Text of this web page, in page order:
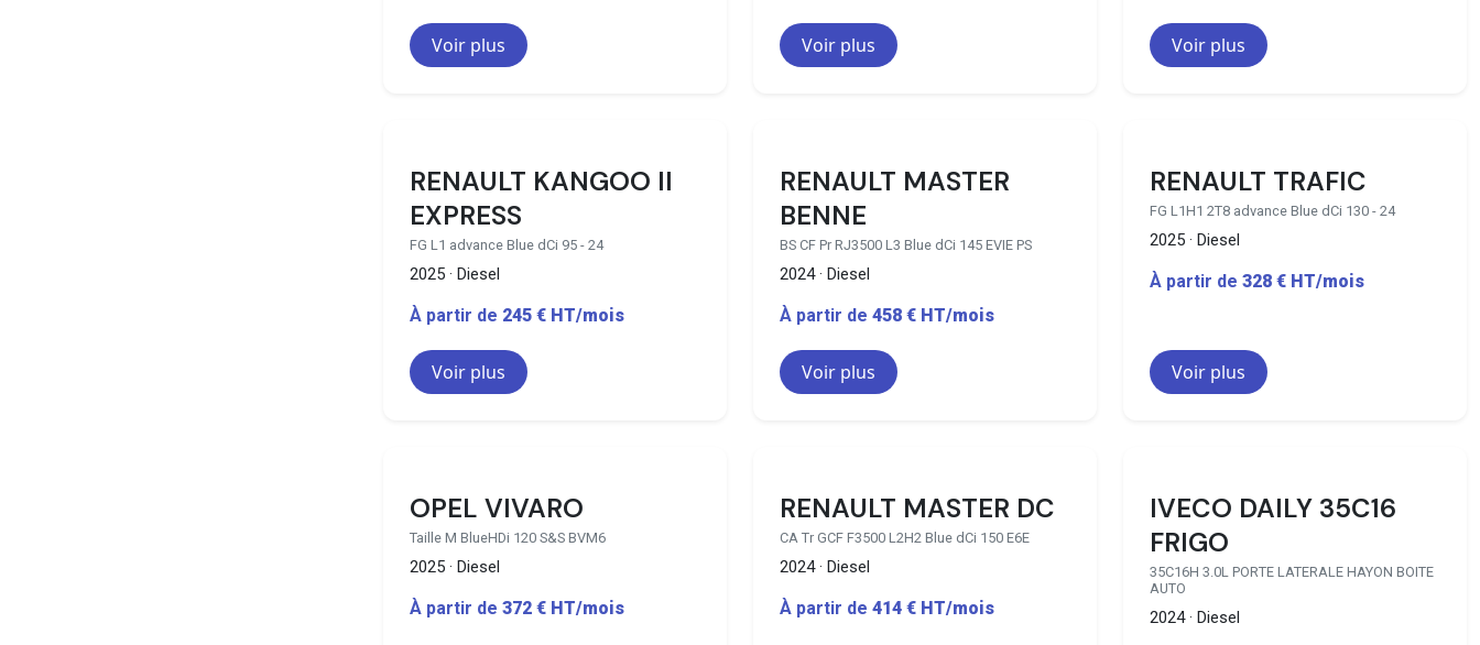
Voir plus Voir plus Voir plus
RENAULT KANGOO II
EXPRESS
FG L1 advance Blue dCi 95 - 24
2025 · Diesel
À partir de 245 € HT/mois
Voir plus
RENAULT MASTER
BENNE
BS CF Pr RJ3500 L3 Blue dCi 145 EVIE PS
2024 · Diesel
À partir de 458 € HT/mois
Voir plus
RENAULT TRAFIC
FG L1H1 2T8 advance Blue dCi 130 - 24
2025 · Diesel
À partir de 328 € HT/mois
Voir plus
OPEL VIVARO
Taille M BlueHDi 120 S&S BVM6
2025 · Diesel
À partir de 372 € HT/mois
RENAULT MASTER DC
CA Tr GCF F3500 L2H2 Blue dCi 150 E6E
2024 · Diesel
À partir de 414 € HT/mois
IVECO DAILY 35C16
FRIGO
35C16H 3.0L PORTE LATERALE HAYON BOITE
AUTO
2024 · Diesel